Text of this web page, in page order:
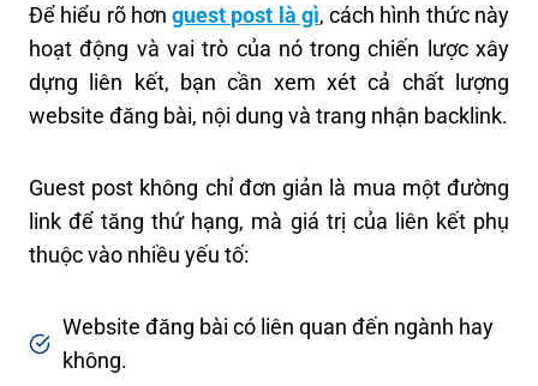
Để hiểu rõ hơnguest post là gì, cách hình thức này
hoạt động và vai trò của nó trong chiến lược xây
dựng liên kết, bạn cần xem xét cả chất lượng
website đăng bài, nội dung và trang nhận backlink.
Guest post không chỉ đơn giản là mua một đường
link để tăng thứ hạng, mà giá trị của liên kết phụ
thuộc vào nhiều yếu tố:
Website đăng bài có liên quan đến ngành hay
không.